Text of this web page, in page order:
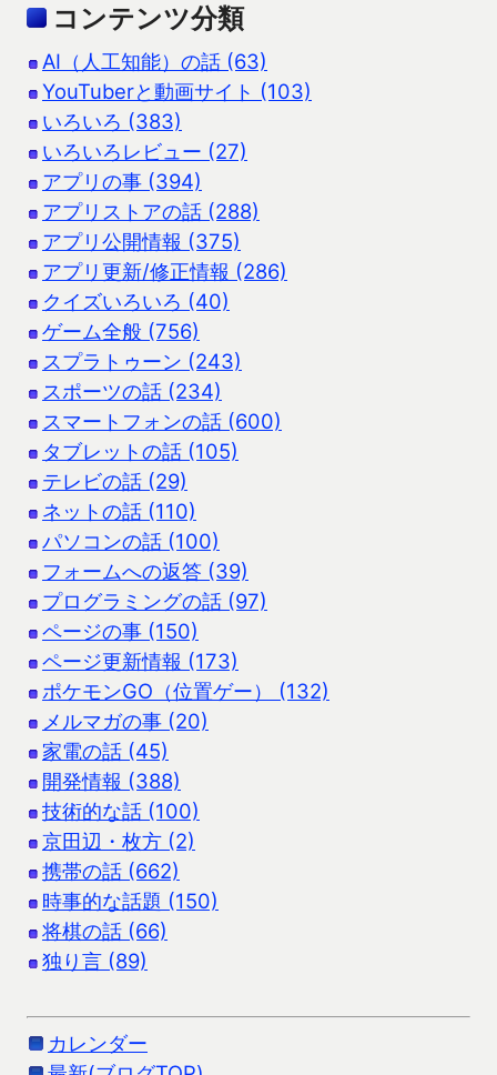
コンテンツ分類
AI（人工知能）の話 (63)
YouTuberと動画サイト (103)
いろいろ (383)
いろいろレビュー (27)
アプリの事 (394)
アプリストアの話 (288)
アプリ公開情報 (375)
アプリ更新/修正情報 (286)
クイズいろいろ (40)
ゲーム全般 (756)
スプラトゥーン (243)
スポーツの話 (234)
スマートフォンの話 (600)
タブレットの話 (105)
テレビの話 (29)
ネットの話 (110)
パソコンの話 (100)
フォームへの返答 (39)
プログラミングの話 (97)
ページの事 (150)
ページ更新情報 (173)
ポケモンGO（位置ゲー） (132)
メルマガの事 (20)
家電の話 (45)
開発情報 (388)
技術的な話 (100)
京田辺・枚方 (2)
携帯の話 (662)
時事的な話題 (150)
将棋の話 (66)
独り言 (89)
カレンダー